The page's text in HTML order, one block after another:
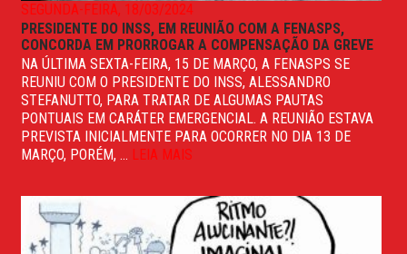
SEGUNDA-FEIRA, 18/03/2024
PRESIDENTE DO INSS, EM REUNIÃO COM A FENASPS,
CONCORDA EM PRORROGAR A COMPENSAÇÃO DA GREVE
NA ÚLTIMA SEXTA-FEIRA, 15 DE MARÇO, A FENASPS SE
REUNIU COM O PRESIDENTE DO INSS, ALESSANDRO
STEFANUTTO, PARA TRATAR DE ALGUMAS PAUTAS
PONTUAIS EM CARÁTER EMERGENCIAL. A REUNIÃO ESTAVA
PREVISTA INICIALMENTE PARA OCORRER NO DIA 13 DE
MARÇO, PORÉM, ... LEIA MAIS